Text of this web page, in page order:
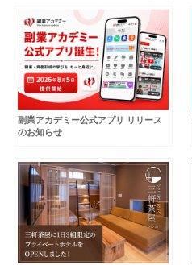
副業アカデミー公式アプリ リリース
のお知らせ